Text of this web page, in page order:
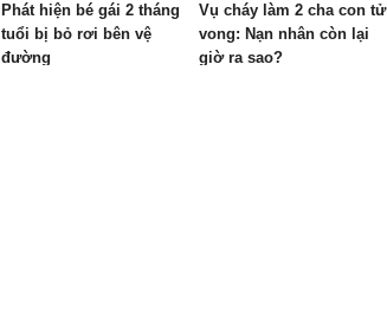
Phát hiện bé gái 2 tháng
tuổi bị bỏ rơi bên vệ
đường
Vụ cháy làm 2 cha con tử
vong: Nạn nhân còn lại
giờ ra sao?